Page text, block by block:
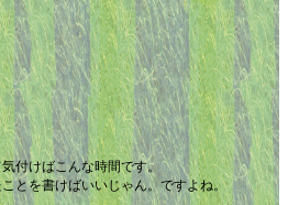
付けばこんな時間です。
とを書けばいいじゃん。ですよね。